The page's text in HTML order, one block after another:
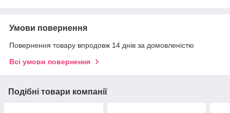
Умови повернення
Повернення товару впродовж 14 днів за домовленістю
Всі умови повернення
Подібні товари компанії